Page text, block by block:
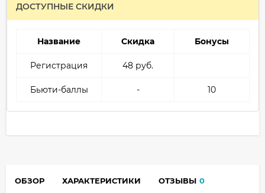
ДОСТУПНЫЕ СКИДКИ
Название Скидка Бонусы
Регистрация 48 руб.
Бьюти-баллы - 10
ОБЗОР ХАРАКТЕРИСТИКИ ОТЗЫВЫ 0